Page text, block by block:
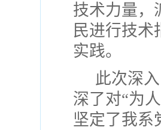
技术力量，
民进行技术
实践。
此次深
深了对“为
坚定了我系